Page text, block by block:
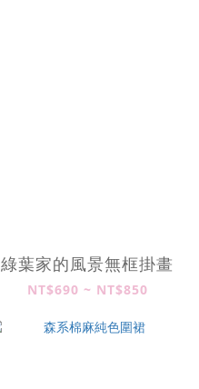
綠葉家的風景無框掛畫
NT$690 ~ NT$850